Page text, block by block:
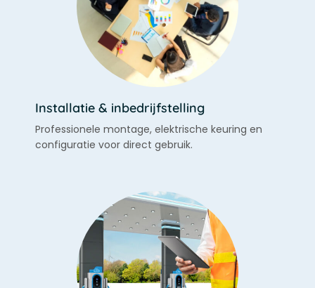
Installatie & inbedrijfstelling
Professionele montage, elektrische keuring en
configuratie voor direct gebruik.